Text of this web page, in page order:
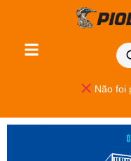
Não foi